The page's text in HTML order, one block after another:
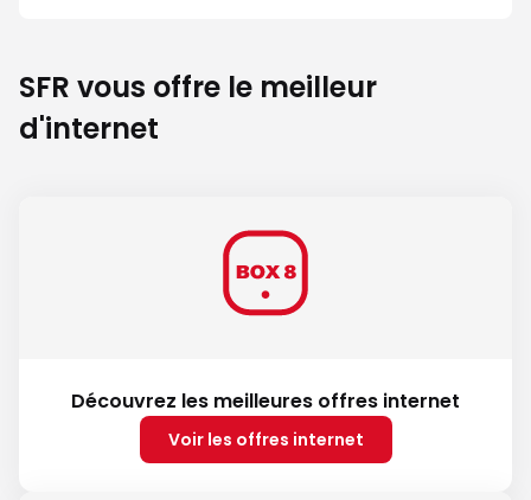
SFR vous offre le meilleur
d'internet
Découvrez les meilleures offres internet
Voir les offres internet